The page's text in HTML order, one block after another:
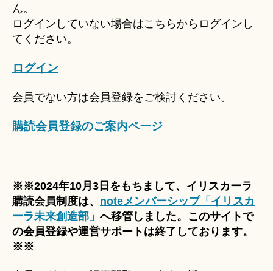
ん。
ログインしていない場合はこちらからログインし
てください。
ログイン
会員でない方は会員登録をご検討ください。
購読会員登録のご案内ページ
※※2024年10月3日をもちまして、イリスカーラ
購読会員制度は、 noteメンバーシップ「イリスカ
ーラ未来創造部」 へ移管しました。このサイトで
の会員登録や運営サポートは終了しております。
※※